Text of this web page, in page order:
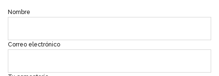
Nombre
Correo electrónico